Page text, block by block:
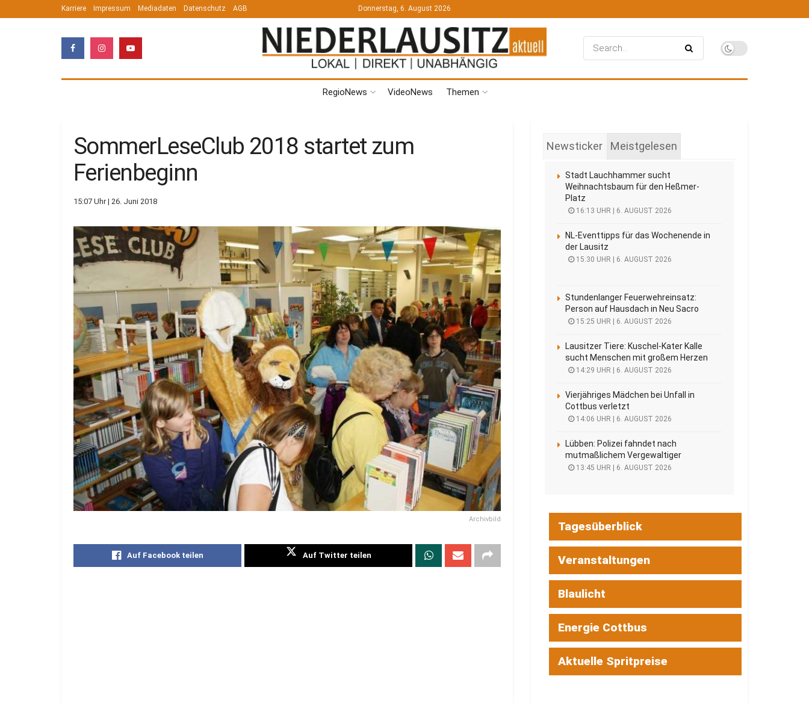
Karriere Impressum Mediadaten Datenschutz AGB Donnerstag, 6. August 2026
RegioNews VideoNews Themen
SommerLeseClub 2018 startet zum
Ferienbeginn
15:07 Uhr | 26. Juni 2018
Archivbild
Auf Facebook teilen Auf Twitter teilen
Newsticker Meistgelesen
Stadt Lauchhammer sucht
Weihnachtsbaum für den Heßmer-
Platz
16:13 UHR | 6. AUGUST 2026
NL-Eventtipps für das Wochenende in
der Lausitz
15:30 UHR | 6. AUGUST 2026
Stundenlanger Feuerwehreinsatz:
Person auf Hausdach in Neu Sacro
15:25 UHR | 6. AUGUST 2026
Lausitzer Tiere: Kuschel-Kater Kalle
sucht Menschen mit großem Herzen
14:29 UHR | 6. AUGUST 2026
Vierjähriges Mädchen bei Unfall in
Cottbus verletzt
14:06 UHR | 6. AUGUST 2026
Lübben: Polizei fahndet nach
mutmaßlichem Vergewaltiger
13:45 UHR | 6. AUGUST 2026
Tagesüberblick
Veranstaltungen
Blaulicht
Energie Cottbus
Aktuelle Spritpreise